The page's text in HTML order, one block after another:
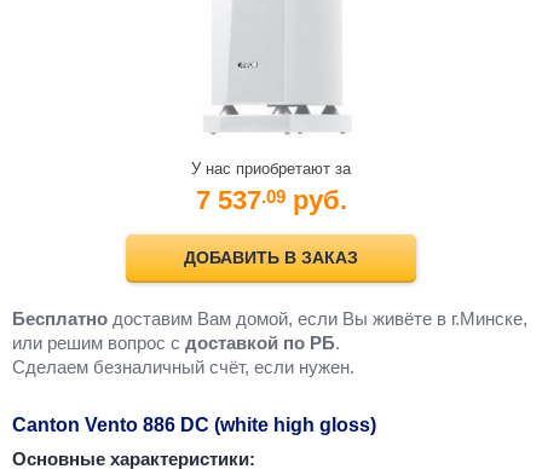
У нас приобретают за
7 537.09 руб.
ДОБАВИТЬ В ЗАКАЗ
Бесплатно доставим Вам домой, если Вы живёте в г.Минске,
или решим вопрос с доставкой по РБ.
Cделаем безналичный счёт, если нужен.
Canton Vento 886 DC (white high gloss)
Основные характеристики: